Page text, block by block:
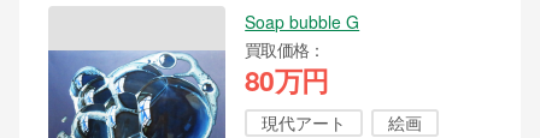
Soap bubble G
買取価格
80万円
現代アート 絵画